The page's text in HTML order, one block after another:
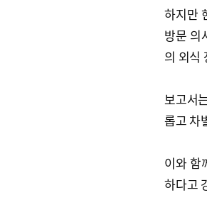
하지만
방문 의
의 외식
보고서
롭고 차
이와 함
하다고